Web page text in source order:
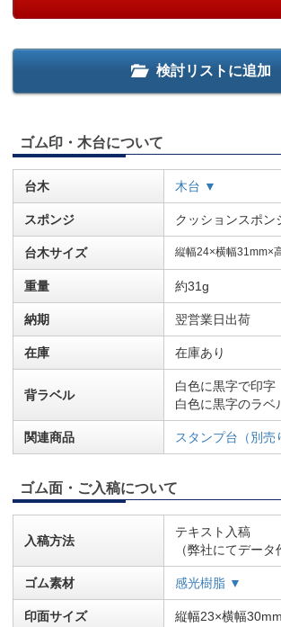
検討リストに追加
ゴム印・木台について
台木 木台 ▼
スポンジ クッションスポン
台木サイズ 縦幅24×横幅31mm×
重量 約31g
納期 翌営業日出荷
在庫 在庫あり
背ラベル
白色に黒字で印字
白色に黒字のラベ
関連商品 スタンプ台（別
ゴム面・ご入稿について
入稿方法
テキスト入稿
（弊社にてデータ
ゴム素材 感光樹脂 ▼
印面サイズ 縦幅23×横幅30mm